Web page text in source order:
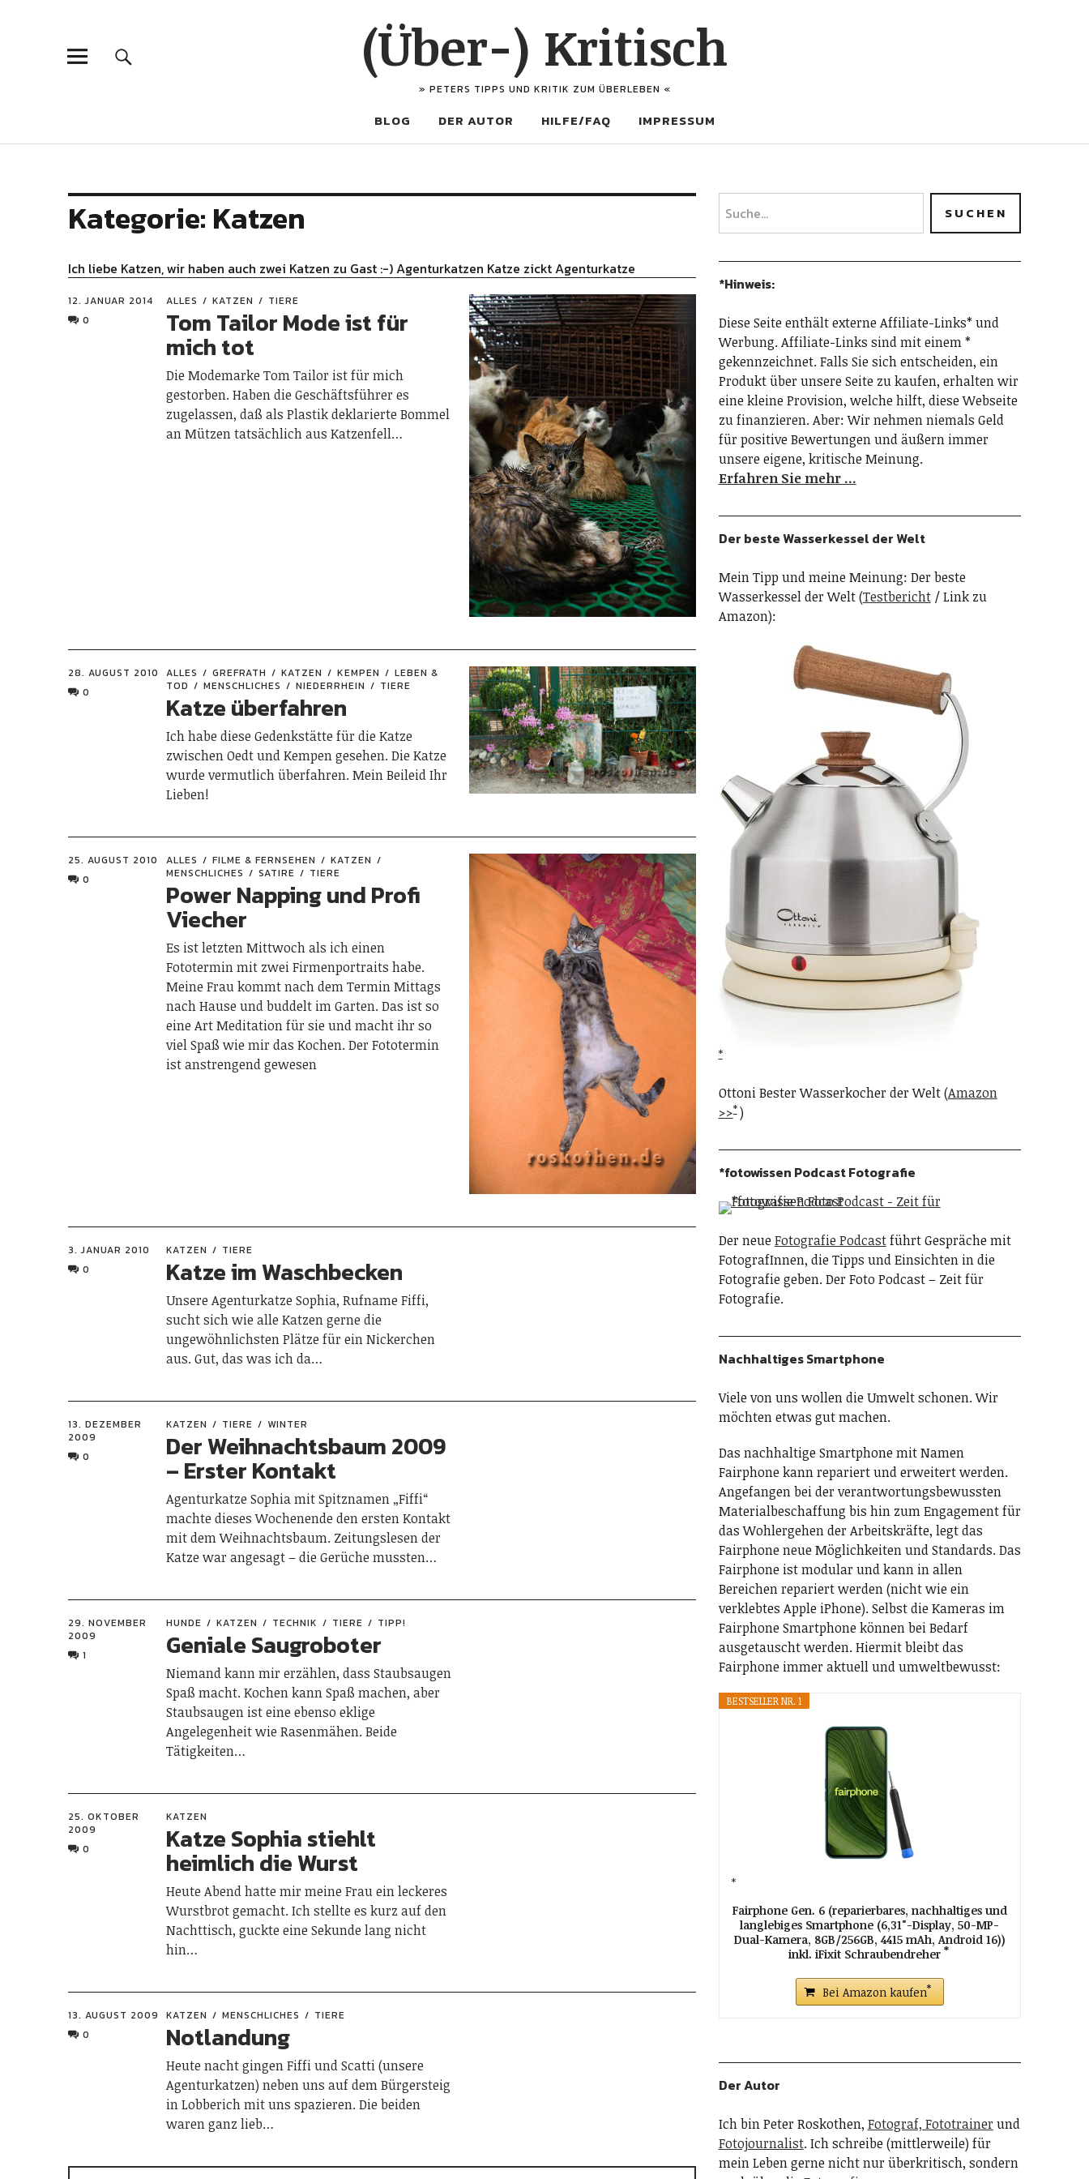
(Über-) Kritisch
» PETERS TIPPS UND KRITIK ZUM ÜBERLEBEN «
BLOG DER AUTOR HILFE/FAQ IMPRESSUM
Kategorie: Katzen
Ich liebe Katzen, wir haben auch zwei Katzen zu Gast :-) Agenturkatzen Katze zickt Agenturkatze
12. JANUAR 2014
0
ALLES KATZEN TIERE
Tom Tailor Mode ist für
mich tot
Die Modemarke Tom Tailor ist für mich
gestorben. Haben die Geschäftsführer es
zugelassen, daß als Plastik deklarierte Bommel
an Mützen tatsächlich aus Katzenfell…
28. AUGUST 2010
0
ALLES GREFRATH KATZEN KEMPEN
LEBEN &
TOD
MENSCHLICHES NIEDERRHEIN TIERE
Katze überfahren
Ich habe diese Gedenkstätte für die Katze
zwischen Oedt und Kempen gesehen. Die Katze
wurde vermutlich überfahren. Mein Beileid Ihr
Lieben!
25. AUGUST 2010
0
ALLES FILME & FERNSEHEN
KATZEN
MENSCHLICHES
SATIRE TIERE
Power Napping und Profi
Viecher
Es ist letzten Mittwoch als ich einen
Fototermin mit zwei Firmenportraits habe.
Meine Frau kommt nach dem Termin Mittags
nach Hause und buddelt im Garten. Das ist so
eine Art Meditation für sie und macht ihr so
viel Spaß wie mir das Kochen. Der Fototermin
ist anstrengend gewesen
3. JANUAR 2010
0
KATZEN TIERE
Katze im Waschbecken
Unsere Agenturkatze Sophia, Rufname Fiffi,
sucht sich wie alle Katzen gerne die
ungewöhnlichsten Plätze für ein Nickerchen
aus. Gut, das was ich da…
13. DEZEMBER
2009
0
KATZEN TIERE WINTER
Der Weihnachtsbaum 2009
– Erster Kontakt
Agenturkatze Sophia mit Spitznamen „Fiffi“
machte dieses Wochenende den ersten Kontakt
mit dem Weihnachtsbaum. Zeitungslesen der
Katze war angesagt – die Gerüche mussten…
29. NOVEMBER
2009
1
HUNDE KATZEN TECHNIK TIERE TIPP!
Geniale Saugroboter
Niemand kann mir erzählen, dass Staubsaugen
Spaß macht. Kochen kann Spaß machen, aber
Staubsaugen ist eine ebenso eklige
Angelegenheit wie Rasenmähen. Beide
Tätigkeiten…
25. OKTOBER
2009
0
KATZEN
Katze Sophia stiehlt
heimlich die Wurst
Heute Abend hatte mir meine Frau ein leckeres
Wurstbrot gemacht. Ich stellte es kurz auf den
Nachttisch, guckte eine Sekunde lang nicht
hin…
13. AUGUST 2009
0
KATZEN MENSCHLICHES TIERE
Notlandung
Heute nacht gingen Fiffi und Scatti (unsere
Agenturkatzen) neben uns auf dem Bürgersteig
in Lobberich mit uns spazieren. Die beiden
waren ganz lieb…
*Hinweis:
Diese Seite enthält externe Affiliate-Links* und
Werbung. Affiliate-Links sind mit einem *
gekennzeichnet. Falls Sie sich entscheiden, ein
Produkt über unsere Seite zu kaufen, erhalten wir
eine kleine Provision, welche hilft, diese Webseite
zu finanzieren. Aber: Wir nehmen niemals Geld
für positive Bewertungen und äußern immer
unsere eigene, kritische Meinung.
Erfahren Sie mehr …
Der beste Wasserkessel der Welt
Mein Tipp und meine Meinung: Der beste
Wasserkessel der Welt (Testbericht/ Link zu
Amazon):
Ottoni Bester Wasserkocher der Welt (Amazon
>> )
*fotowissen Podcast Fotografie
Der neueFotografie Podcastführt Gespräche mit
FotografInnen, die Tipps und Einsichten in die
Fotografie geben. Der Foto Podcast – Zeit für
Fotografie.
Nachhaltiges Smartphone
Viele von uns wollen die Umwelt schonen. Wir
möchten etwas gut machen.
Das nachhaltige Smartphone mit Namen
Fairphone kann repariert und erweitert werden.
Angefangen bei der verantwortungsbewussten
Materialbeschaffung bis hin zum Engagement für
das Wohlergehen der Arbeitskräfte, legt das
Fairphone neue Möglichkeiten und Standards. Das
Fairphone ist modular und kann in allen
Bereichen repariert werden (nicht wie ein
verklebtes Apple iPhone). Selbst die Kameras im
Fairphone Smartphone können bei Bedarf
ausgetauscht werden. Hiermit bleibt das
Fairphone immer aktuell und umweltbewusst:
BESTSELLER NR. 1
Fairphone Gen. 6 (reparierbares, nachhaltiges und
langlebiges Smartphone (6,31"-Display, 50-MP-
Dual-Kamera, 8GB/256GB, 4415 mAh, Android 16))
inkl. iFixit Schraubendreher
Bei Amazon kaufen
Der Autor
Ich bin Peter Roskothen, Fotograf, Fototrainer und
Fotojournalist. Ich schreibe (mittlerweile) für
mein Leben gerne nicht nur überkritisch, sondern